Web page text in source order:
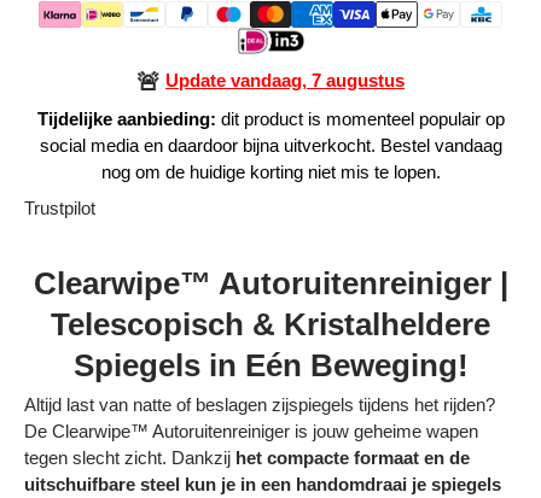
Contact
Over ons
Privacy policy
Alle categorieën
🚨 Update vandaag, 7 augustus
Tijdelijke aanbieding: dit product is momenteel populair op
social media en daardoor bijna uitverkocht. Bestel vandaag
nog om de huidige korting niet mis te lopen.
Trustpilot
Clearwipe™ Autoruitenreiniger |
Telescopisch & Kristalheldere
Spiegels in Eén Beweging!
Altijd last van natte of beslagen zijspiegels tijdens het rijden?
De Clearwipe™ Autoruitenreiniger is jouw geheime wapen
tegen slecht zicht. Dankzij het compacte formaat en de
uitschuifbare steel kun je in een handomdraai je spiegels